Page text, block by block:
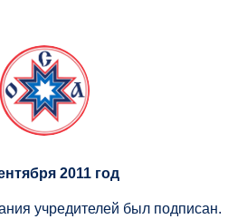
2011 гoд
учредителей был подписан.